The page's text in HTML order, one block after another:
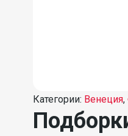
Категории: Венеция,